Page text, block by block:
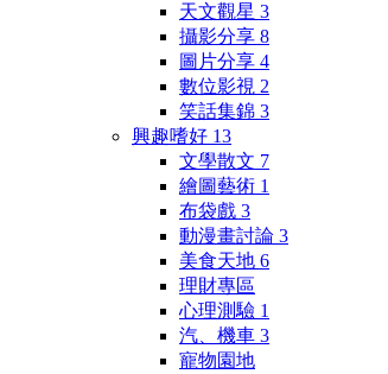
天文觀星 3
攝影分享 8
圖片分享 4
數位影視 2
笑話集錦 3
興趣嗜好 13
文學散文 7
繪圖藝術 1
布袋戲 3
動漫畫討論 3
美食天地 6
理財專區
心理測驗 1
汽、機車 3
寵物園地